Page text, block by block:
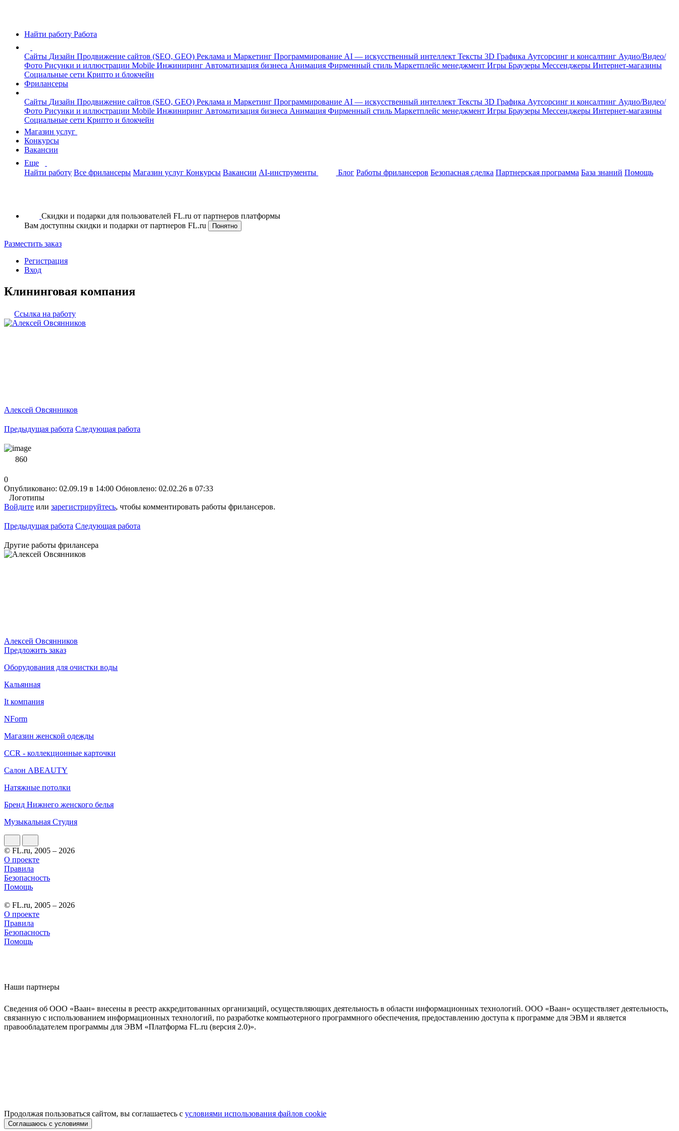
Найти работу Работа
Сайты Дизайн Продвижение сайтов (SEO, GEO) Реклама и Маркетинг Программирование AI — искусственный интеллект Тексты 3D Графика Аутсорсинг и консалтинг Аудио/Видео/
Фото Рисунки и иллюстрации Mobile Инжиниринг Автоматизация бизнеса Анимация Фирменный стиль Маркетплейс менеджмент Игры Браузеры Мессенджеры Интернет-магазины
Социальные сети Крипто и блокчейн
Фрилансеры
Сайты Дизайн Продвижение сайтов (SEO, GEO) Реклама и Маркетинг Программирование AI — искусственный интеллект Тексты 3D Графика Аутсорсинг и консалтинг Аудио/Видео/
Фото Рисунки и иллюстрации Mobile Инжиниринг Автоматизация бизнеса Анимация Фирменный стиль Маркетплейс менеджмент Игры Браузеры Мессенджеры Интернет-магазины
Социальные сети Крипто и блокчейн
Магазин услуг
Конкурсы
Вакансии
Еще
Найти работу Все фрилансеры Магазин услуг Конкурсы Вакансии AI-инструменты Блог Работы фрилансеров Безопасная сделка Партнерская программа База знаний Помощь
Скидки и подарки для пользователей FL.ru от партнеров платформы
Вам доступны скидки и подарки от партнеров FL.ru
Понятно
Разместить заказ
Регистрация
Вход
Клининговая компания
Ссылка на работу
Алексей Овсянников
Предыдущая работа Следующая работа
860
0
Опубликовано: 02.09.19 в 14:00 Обновлено: 02.02.26 в 07:33
Логотипы
Войдите или зарегистрируйтесь, чтобы комментировать работы фрилансеров.
Предыдущая работа Следующая работа
Другие работы фрилансера
Алексей Овсянников
Предложить заказ
Оборудования для очистки воды
Кальянная
It компания
NForm
Магазин женской одежды
CCR - коллекционные карточки
Салон ABEAUTY
Натяжные потолки
Бренд Нижнего женского белья
Музыкальная Студия
© FL.ru, 2005 – 2026
О проекте
Правила
Безопасность
Помощь
© FL.ru, 2005 – 2026
О проекте
Правила
Безопасность
Помощь
Наши партнеры
Сведения об ООО «Ваан» внесены в реестр аккредитованных организаций, осуществляющих деятельность в области информационных технологий. ООО «Ваан» осуществляет деятельность,
связанную с использованием информационных технологий, по разработке компьютерного программного обеспечения, предоставлению доступа к программе для ЭВМ и является
правообладателем программы для ЭВМ «Платформа FL.ru (версия 2.0)».
Продолжая пользоваться сайтом, вы соглашаетесь с условиями использования файлов cookie
Соглашаюсь с условиями